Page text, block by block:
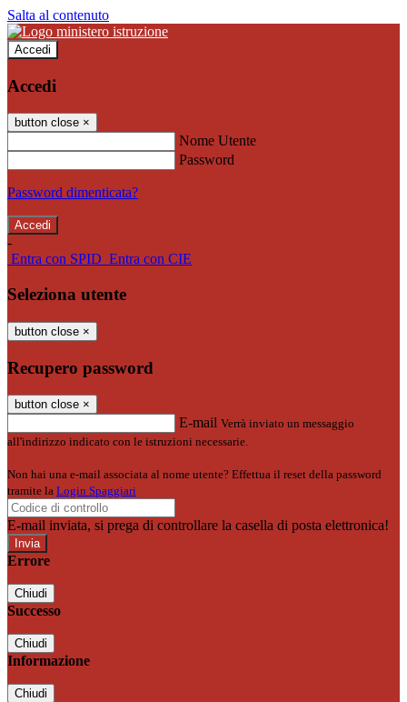
Salta al contenuto
Accedi
Accedi
button close ×
Nome Utente
Password
Password dimenticata?
-
Entra con SPID Entra con CIE
Seleziona utente
button close ×
Recupero password
button close ×
E-mail Verrà inviato un messaggio
all'indirizzo indicato con le istruzioni necessarie.
Non hai una e-mail associata al nome utente? Effettua il reset della password
tramite la Login Spaggiari
E-mail inviata, si prega di controllare la casella di posta elettronica!
Errore
Chiudi
Successo
Chiudi
Informazione
Chiudi